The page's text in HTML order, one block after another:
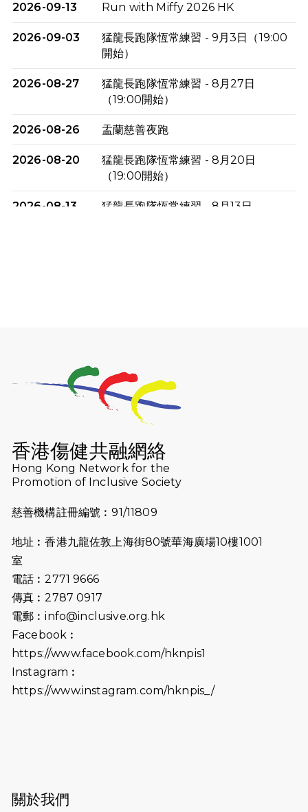
2026-09-13 Run with Miffy 2026 HK
2026-09-03
猛龍長跑隊恆常練習 - 9月3日（19:00
開始）
2026-08-27
猛龍長跑隊恆常練習 - 8月27日
（19:00開始）
2026-08-26 盂蘭慈善夜跑
2026-08-20
猛龍長跑隊恆常練習 - 8月20日
（19:00開始）
2026-08-13
猛龍長跑隊恆常練習 - 8月13日
2026-07-23
猛龍長跑隊恆常練習 - 7月23日
（19:00開始）
猛龍長跑隊恆常練習 - 7月16日
2026-07-10
【猛龍戈壁118公里分享暨香港傷健共
融網絡15周年晚宴】
2026-07-09
猛龍長跑隊恆常練習 - 7月9日（19:00
2026-07-02
2026-06-25
（19:00開始）
2026-06-18
猛龍長跑隊恆常練習 - 6月18日
2026-06-11
猛龍長跑隊恆常練習 - 6月11日（19:00
2026-05-28
香港傷健共融網絡
Hong Kong Network for the
Promotion of Inclusive Society
慈善機構註冊編號︰91/11809
地址︰香港九龍佐敦上海街80號華海廣場10樓1001
室
電話︰2771 9666
傳真︰2787 0917
電郵︰info@inclusive.org.hk
Facebook︰
https://www.facebook.com/hknpis1
Instagram︰
https://www.instagram.com/hknpis_/
關於我們